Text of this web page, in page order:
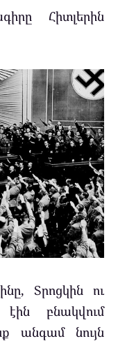
Հիտլերին
Տրոցկին ու
բնակվում
անգամ նույն